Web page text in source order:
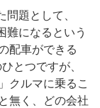
題として、
難になるという
配車ができる
とつですが、
クルマに乗るこ
無く、どの会社